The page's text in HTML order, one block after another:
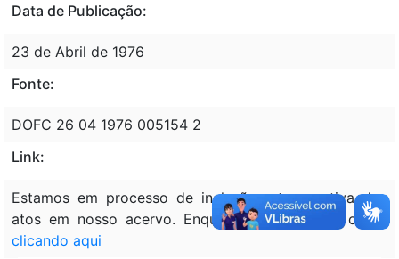
Data de Publicação:
23 de Abril de 1976
Fonte:
DOFC 26 04 1976 005154 2
Link:
Estamos em processo de inclusão retrospectiva dos
atos em nosso acervo. Enquanto isso, acesse o ato
clicando aqui